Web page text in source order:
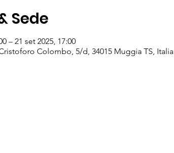
Sede
– 21 set 2025, 17:00
Colombo, 5/d, 34015 Muggia TS, Italia